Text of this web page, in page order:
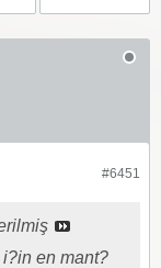
#6451
en mant?